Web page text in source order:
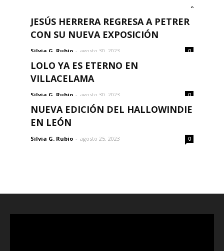
0
JESÚS HERRERA REGRESA A PETRER
CON SU NUEVA EXPOSICIÓN
Silvia G. Rubio - agosto 30, 2023 0
LOLO YA ES ETERNO EN
VILLACELAMA
Silvia G. Rubio - agosto 30, 2023 0
NUEVA EDICIÓN DEL HALLOWINDIE
EN LEÓN
Silvia G. Rubio - agosto 25, 2023 0